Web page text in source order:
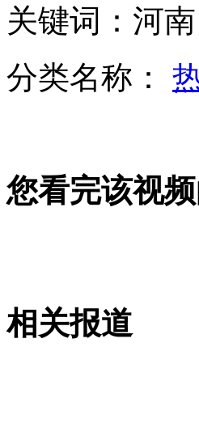
洛阳出现大背头“佛像” 企
关键词：河
分类名称：
您看完该视
相关报道